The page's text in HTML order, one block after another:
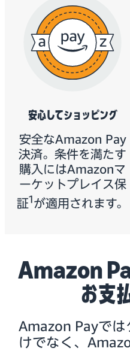
安心してショッピング
安全なAmazon Pay
決済。条件を満たす
購入にはAmazonマ
ーケットプレイス保
証1が適用されます。
Amazon
お支
Amazon Payでは
けでなく、